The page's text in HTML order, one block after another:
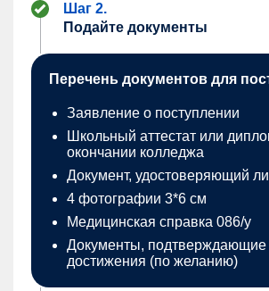
Шаг 2.
Подайте документы
Перечень документов для
Заявление о поступлении
Школьный аттестат или
окончании колледжа
Документ, удостоверяющий
4 фотографии 3*6 см
Медицинская справка 086/у
Документы,
достижения (по желанию)